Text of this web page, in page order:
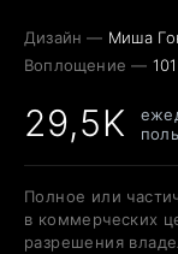
Дизайн — Миша
Воплощение —
29,5K
Полное или
в коммерческих
разрешения